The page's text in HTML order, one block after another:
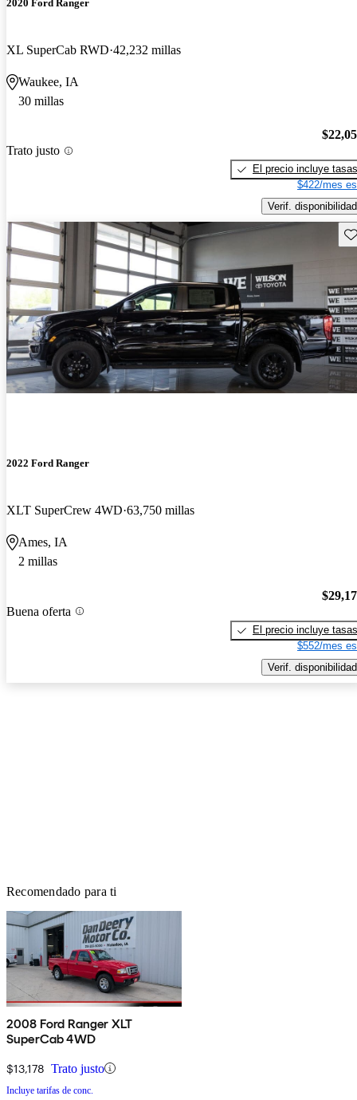
2020 Ford Ranger
XL SuperCab RWD 42,232 millas
Waukee, IA
30 millas
Trato justo
El precio incluye tasas
$422/mes
Verif. disponibilidad
2022 Ford Ranger
XLT SuperCrew 4WD 63,750 millas
Ames, IA
2 millas
Buena oferta
El precio incluye tasas
$552/mes
Verif. disponibilidad
Recomendado para ti
2008 Ford Ranger XLT
SuperCab 4WD
$13,178 Trato justo
Incluye tarifas de conc.